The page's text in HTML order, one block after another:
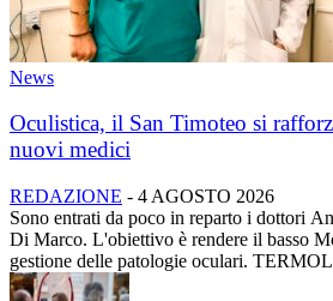
News
Oculistica, il San Timoteo si
nuovi medici
REDAZIONE - 4 AGOSTO 2026
Sono entrati da poco in reparto i dottori
Di Marco. L'obiettivo è rendere il basso
gestione delle patologie oculari.